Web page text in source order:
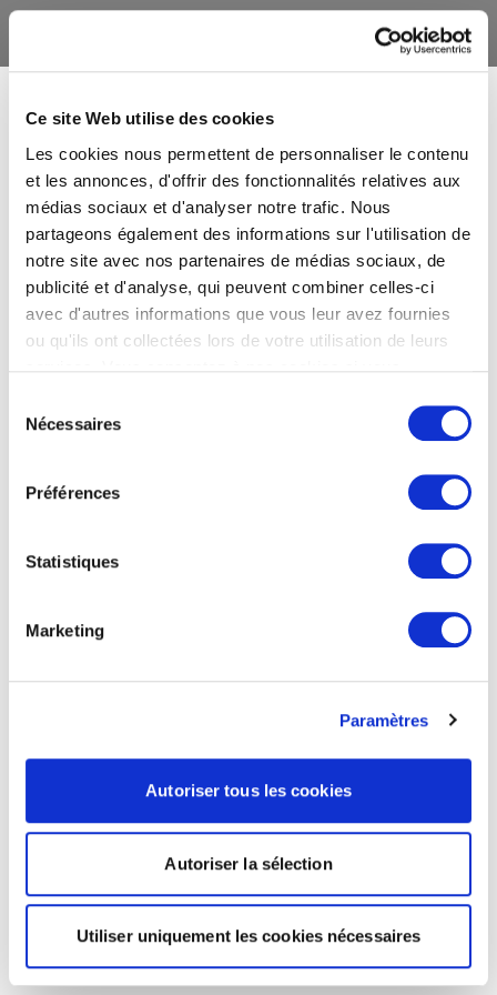
Ce site Web utilise des cookies
Les cookies nous permettent de personnaliser le contenu
et les annonces, d'offrir des fonctionnalités relatives aux
médias sociaux et d'analyser notre trafic. Nous
partageons également des informations sur l'utilisation de
notre site avec nos partenaires de médias sociaux, de
publicité et d'analyse, qui peuvent combiner celles-ci
avec d'autres informations que vous leur avez fournies
ou qu'ils ont collectées lors de votre utilisation de leurs
Nécessaires
Préférences
Statistiques
Marketing
Paramètres
Autoriser tous les cookies
Autoriser la sélection
Utiliser uniquement les cookies nécessaires